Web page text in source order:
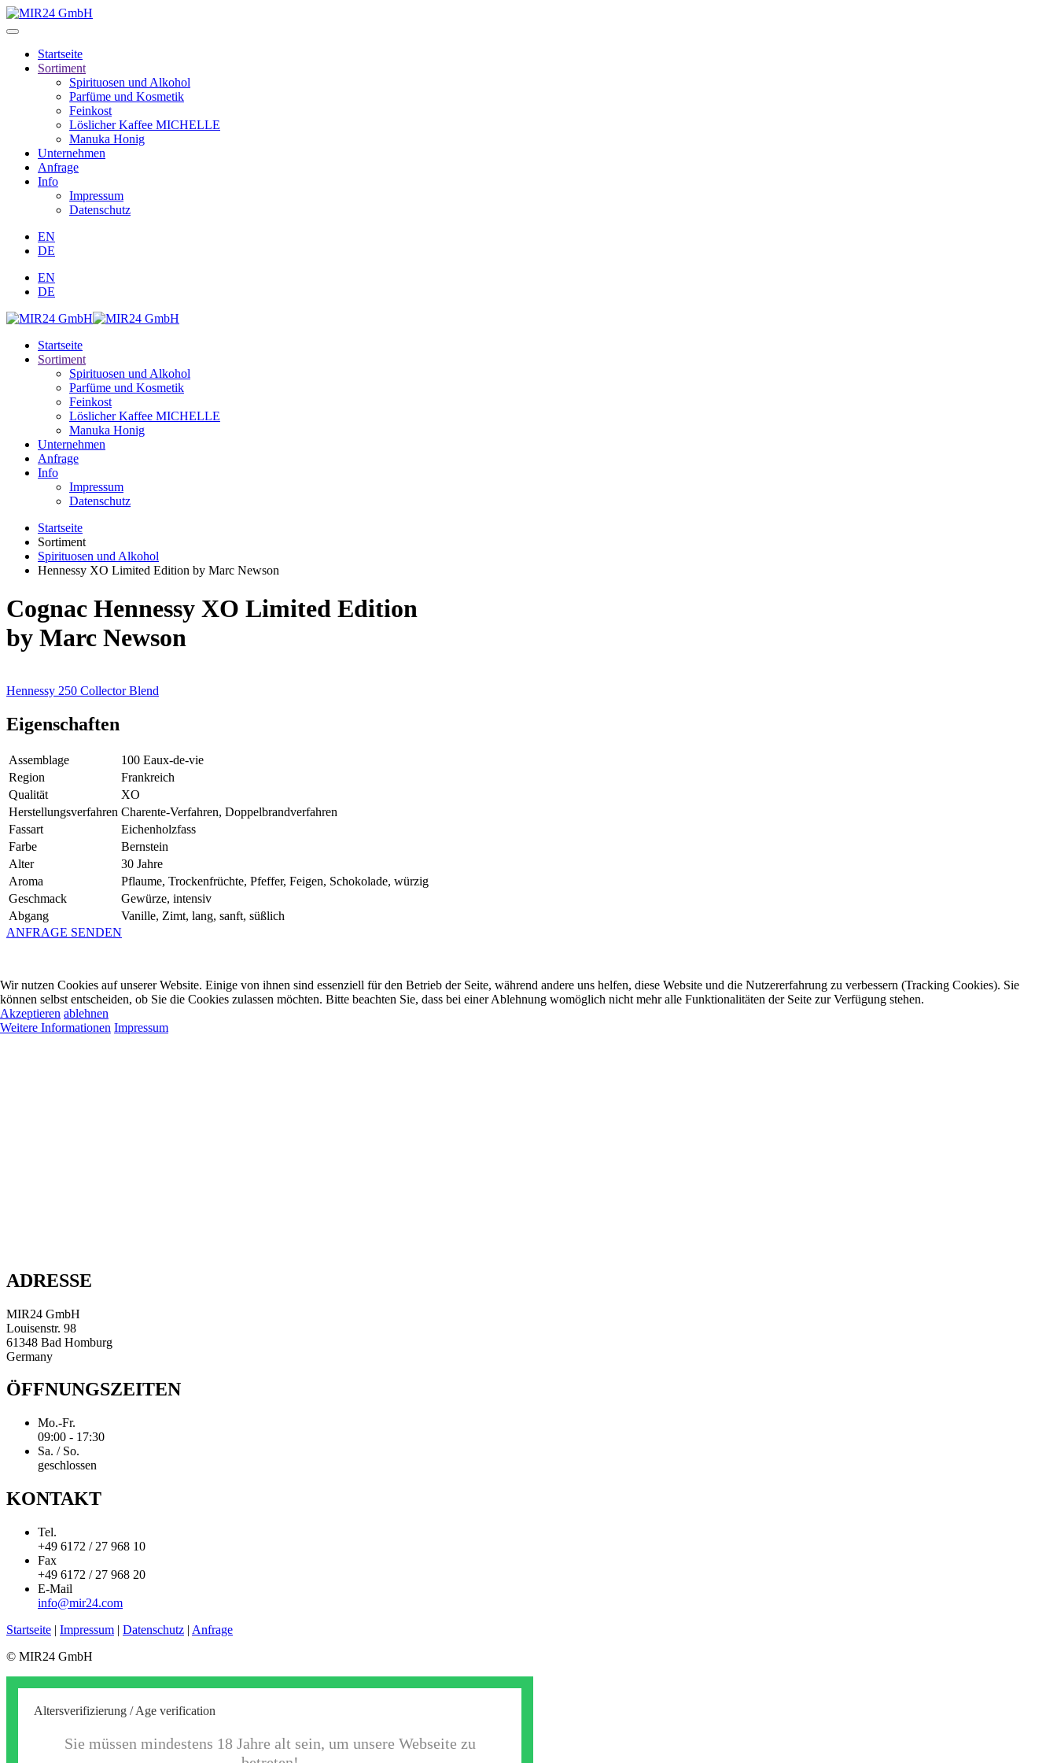
Startseite
Sortiment
Spirituosen und Alkohol
Parfüme und Kosmetik
Feinkost
Löslicher Kaffee MICHELLE
Manuka Honig
Unternehmen
Anfrage
Info
Impressum
Datenschutz
EN
DE
EN
DE
Startseite
Sortiment
Spirituosen und Alkohol
Parfüme und Kosmetik
Feinkost
Löslicher Kaffee MICHELLE
Manuka Honig
Unternehmen
Anfrage
Info
Impressum
Datenschutz
Startseite
Sortiment
Spirituosen und Alkohol
Hennessy XO Limited Edition by Marc Newson
Cognac Hennessy XO Limited Edition
by Marc Newson
Hennessy 250 Collector Blend
Eigenschaften
Assemblage
100 Eaux-de-vie
Region
Frankreich
Qualität
XO
Herstellungsverfahren Charente-Verfahren, Doppelbrandverfahren
Fassart
Eichenholzfass
Farbe
Bernstein
Alter
30 Jahre
Aroma
Pflaume, Trockenfrüchte, Pfeffer, Feigen, Schokolade, würzig
Geschmack
Gewürze, intensiv
Abgang
Vanille, Zimt, lang, sanft, süßlich
ANFRAGE SENDEN
ADRESSE
MIR24 GmbH
Louisenstr. 98
61348 Bad Homburg
Germany
ÖFFNUNGSZEITEN
Mo.-Fr.
09:00 - 17:30
Sa. / So.
geschlossen
KONTAKT
Tel.
+49 6172 / 27 968 10
Fax
+49 6172 / 27 968 20
E-Mail
info@mir24.com
Startseite | Impressum | Datenschutz | Anfrage
© MIR24 GmbH
Wir nutzen Cookies auf unserer Website. Einige von ihnen sind essenziell für den Betrieb der Seite, während andere uns helfen, diese Website und die Nutzererfahrung zu verbessern (Tracking Cookies). Sie
können selbst entscheiden, ob Sie die Cookies zulassen möchten. Bitte beachten Sie, dass bei einer Ablehnung womöglich nicht mehr alle Funktionalitäten der Seite zur Verfügung stehen.
Akzeptieren ablehnen
Weitere Informationen Impressum
Altersverifizierung / Age verification
Sie müssen mindestens 18 Jahre alt sein, um unsere Webseite zu